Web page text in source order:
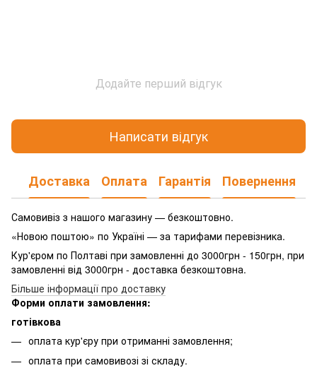
Додайте перший відгук
Написати відгук
Доставка Оплата Гарантія Повернення
Самовивіз з нашого магазину — безкоштовно.
«Новою поштою» по Україні — за тарифами перевізника.
Кур'єром по Полтаві при замовленні до 3000грн - 150грн, при
замовленні від 3000грн - доставка безкоштовна.
Більше інформації про доставку
Форми оплати замовлення:
готівкова
оплата кур'єру при отриманні замовлення;
оплата при самовивозі зі складу.